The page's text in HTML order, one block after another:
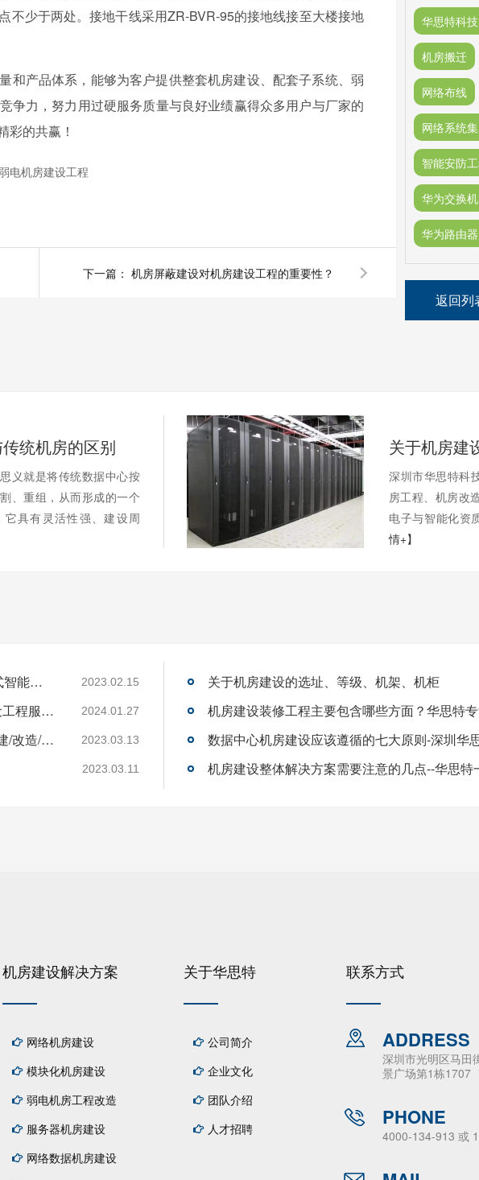
不少于两处。接地干线采用ZR-BVR-95的接地线接至大楼接地
和产品体系，能够为客户提供整套机房建设、配套子系统、弱
争力，努力用过硬服务质量与良好业绩赢得众多用户与厂家的
彩的共赢！
电机房建设工程
下一篇： 机房屏蔽建设对机房建设工程的重要性？
华思特科技
机房搬迁
网络布线
网络系统
智能安防
华为交换机
华为路由器
返回列
统机房的区别
义就是将传统数据中心按
、重组，从而形成的一个
具有灵活性强、建设周
深圳市华思特科
房工程、机房改
电子与智能化资
情+】
机房建设工程-机房改造工程--华思特16年一站式智能机房解决方案服务商 2023.02.15
机房建设-机房工程--华思特一站式智能机房建设工程服务商 2024.01.27
华思特机房建设四大核心优势-16年专注机房新建/改造/布线/维保 2023.03.13
2023.03.11
关于机房建设的选址、等级、机架、机柜
数据中心机房建设应该遵循的七大原则-深圳华
机房建设解决方案
网络机房建设
模块化机房建设
弱电机房工程改造
服务器机房建设
网络数据机房建设
关于华思特
公司简介
企业文化
团队介绍
人才招聘
联系方式
ADDRESS
深圳市光明区马田
景广场第1栋1707
PHONE
4000-134-913 或